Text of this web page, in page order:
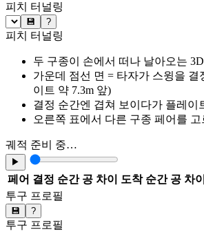
피치 터널링
💾 ?
피치 터널링
두 구종이 손에서 떠나 날아오는
가운데 점선 면 = 타자가 스윙을 결
이트 약 7.3m 앞)
결정 순간엔 겹쳐 보이다가 플레이
오른쪽 표에서 다른 구종 페어를
궤적 준비 중…
▶
페어 결정 순간 공 차이 도착 순간 공 차이
투구 프로필
💾 ?
투구 프로필